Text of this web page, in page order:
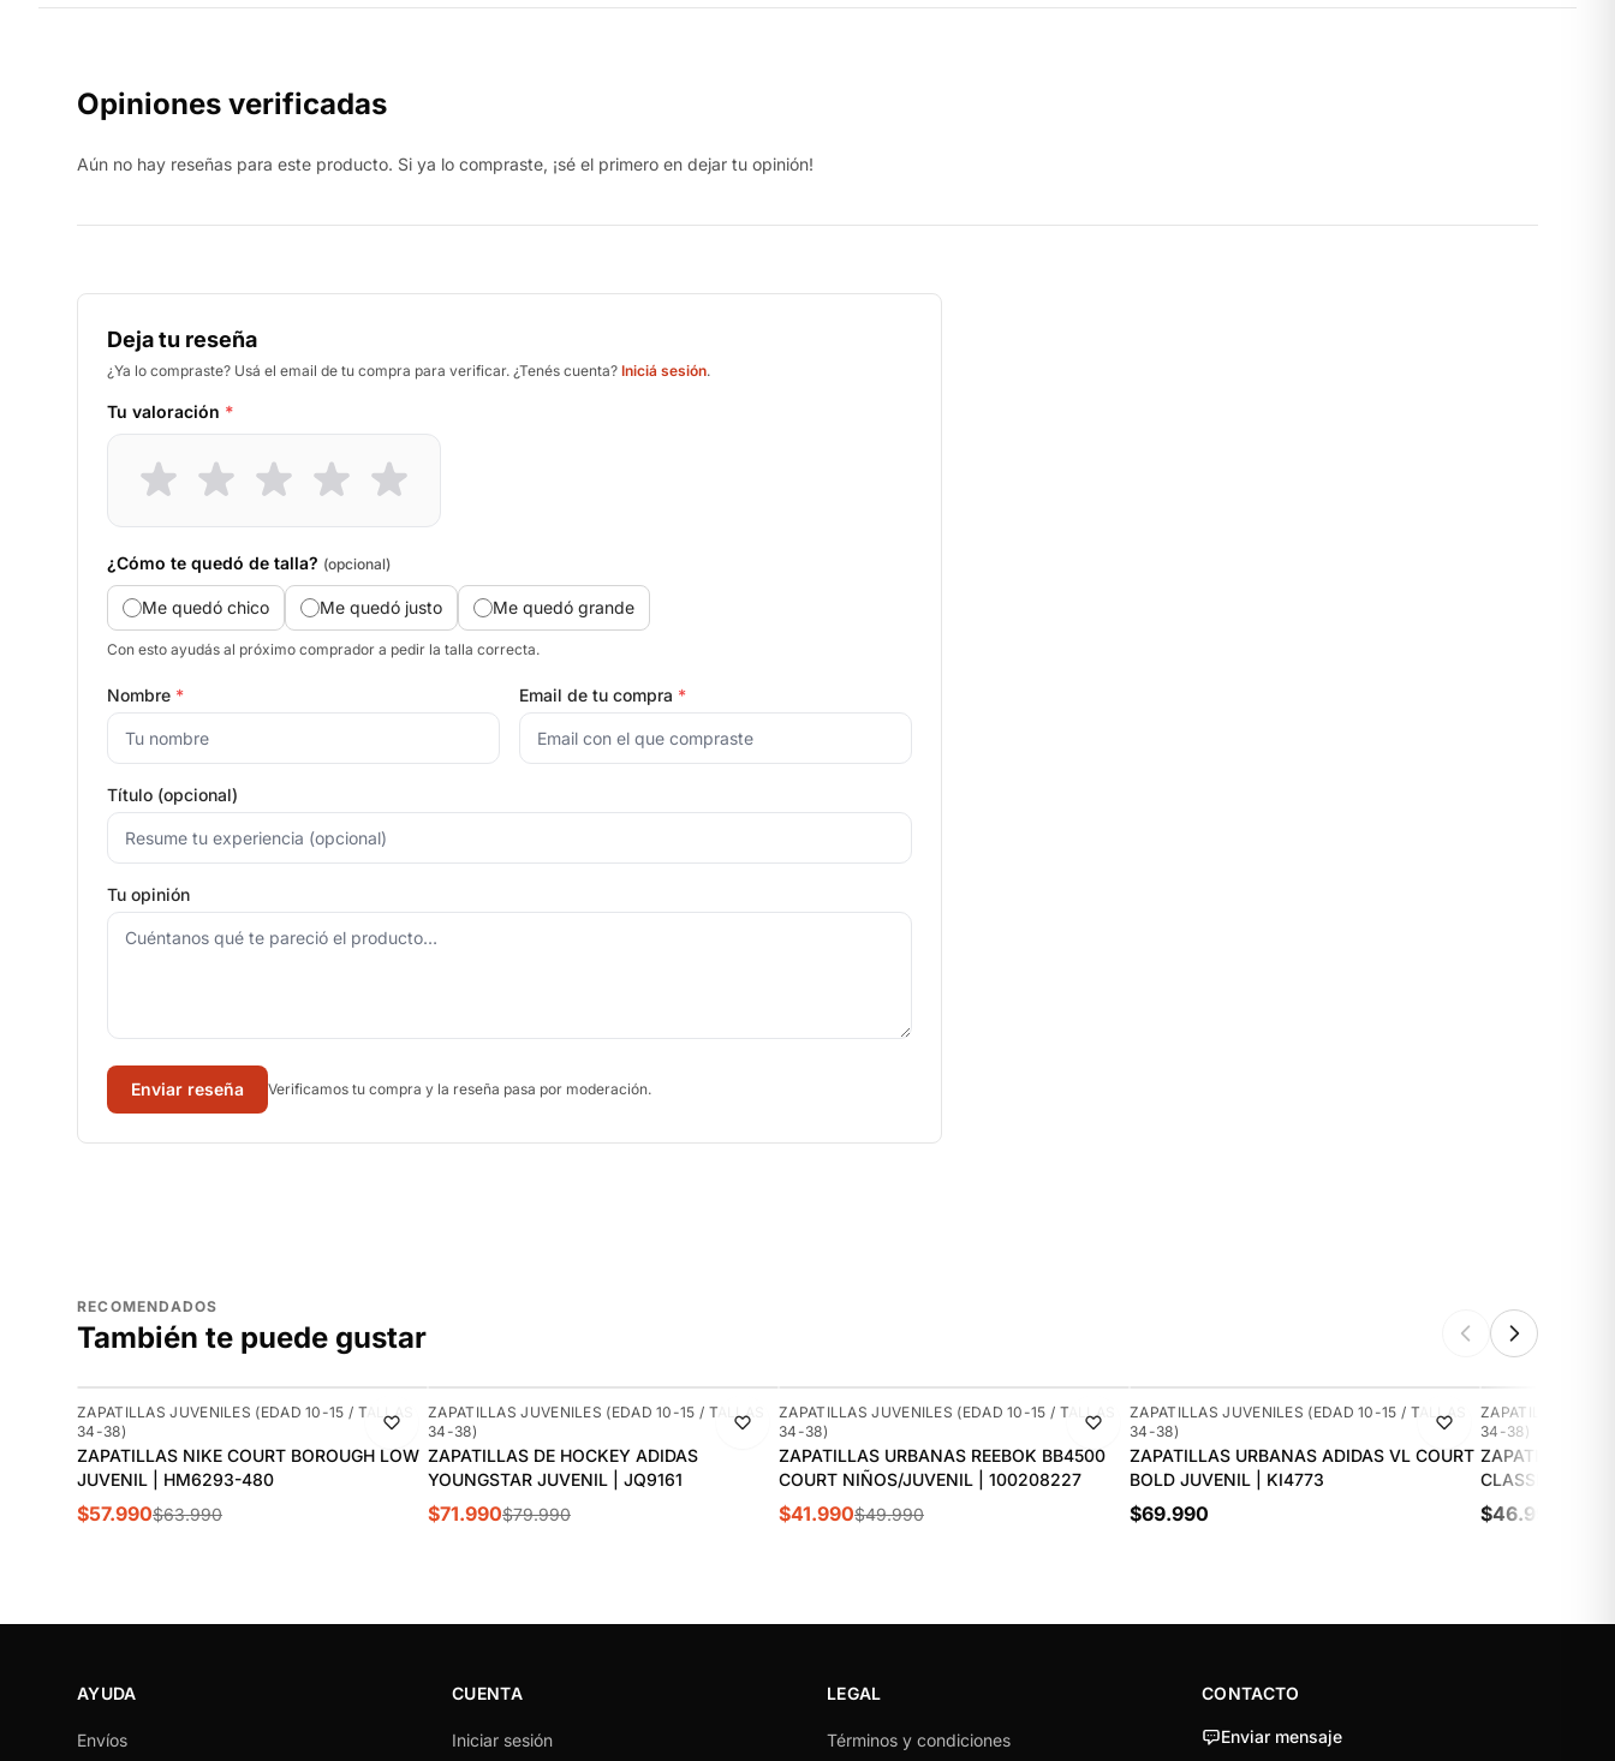
Opiniones verificadas
Aún no hay reseñas para este producto. Si ya lo compraste, ¡sé el primero en dejar tu opinión!
Deja tu reseña
¿Ya lo compraste? Usá el email de tu compra para verificar. ¿Tenés cuenta? Iniciá sesión.
Tu valoración *
¿Cómo te quedó de talla? (opcional)
Me quedó chico Me quedó justo Me quedó grande
Con esto ayudás al próximo comprador a pedir la talla correcta.
Nombre * Email de tu compra *
Título (opcional)
Tu opinión
Enviar reseña Verificamos tu compra y la reseña pasa por moderación.
RECOMENDADOS
También te puede gustar
-9%
ZAPATILLAS JUVENILES (EDAD 10-15 / TALLAS
34-38)
ZAPATILLAS NIKE COURT BOROUGH LOW
JUVENIL | HM6293-480
$57.990$63.990
-10%
ZAPATILLAS JUVENILES (EDAD 10-15 / TALLAS
34-38)
ZAPATILLAS DE HOCKEY ADIDAS
YOUNGSTAR JUVENIL | JQ9161
$71.990$79.990
-16%
ZAPATILLAS JUVENILES (EDAD 10-15 / TALLAS
34-38)
ZAPATILLAS URBANAS REEBOK BB4500
COURT NIÑOS/JUVENIL | 100208227
$41.990$49.990
NUEVO
ZAPATILLAS JUVENILES (EDAD 10-15 / TALLAS
34-38)
ZAPATILLAS URBANAS ADIDAS VL COURT
BOLD JUVENIL | KI4773
$69.990
NUEVO
ZAPATILLAS
34-38)
ZAPATILLAS
CLASSIC
$46.990
AYUDA
Envíos
CUENTA
Iniciar sesión
LEGAL
Términos y condiciones
CONTACTO
Enviar mensaje